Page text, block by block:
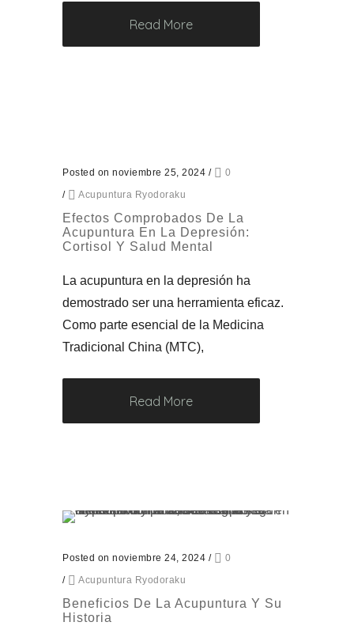
Read More
Posted on noviembre 25, 2024 /
0
/
Acupuntura Ryodoraku
Efectos Comprobados De La
Acupuntura En La Depresión:
Cortisol Y Salud Mental
La acupuntura en la depresión ha
demostrado ser una herramienta eficaz.
Como parte esencial de la Medicina
Tradicional China (MTC),
Read More
Posted on noviembre 24, 2024 /
0
/
Acupuntura Ryodoraku
Beneficios De La Acupuntura Y Su
Historia